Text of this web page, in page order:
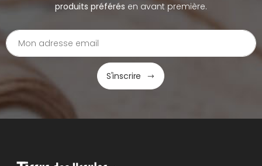
produits préférés en avant première.
S'inscrire